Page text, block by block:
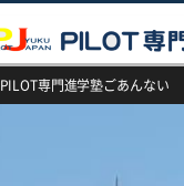
PILOT専門進学塾ごあんない